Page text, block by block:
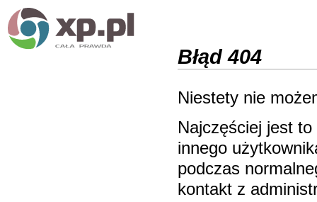
Błąd 404
Niestety nie
Najczęściej jest
innego
podczas
kontakt z